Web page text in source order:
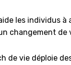
les individus
changement de
de vie déploie